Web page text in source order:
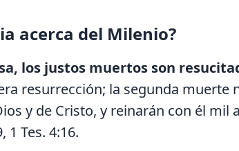
acerca del Milenio?
los justos muertos son
resurrección; la segunda muerte
y de Cristo, y reinarán con él mil
1 Tes. 4:16.